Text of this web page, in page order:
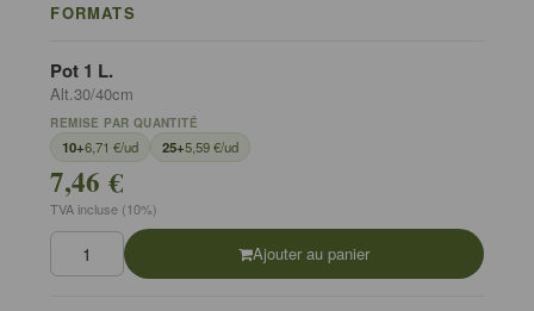
FORMATS
Pot 1 L.
Alt.30/40cm
REMISE PAR QUANTITÉ
10+6,71 €/ud 25+5,59 €/ud
7,46 €
TVA incluse (10%)
Ajouter au panier